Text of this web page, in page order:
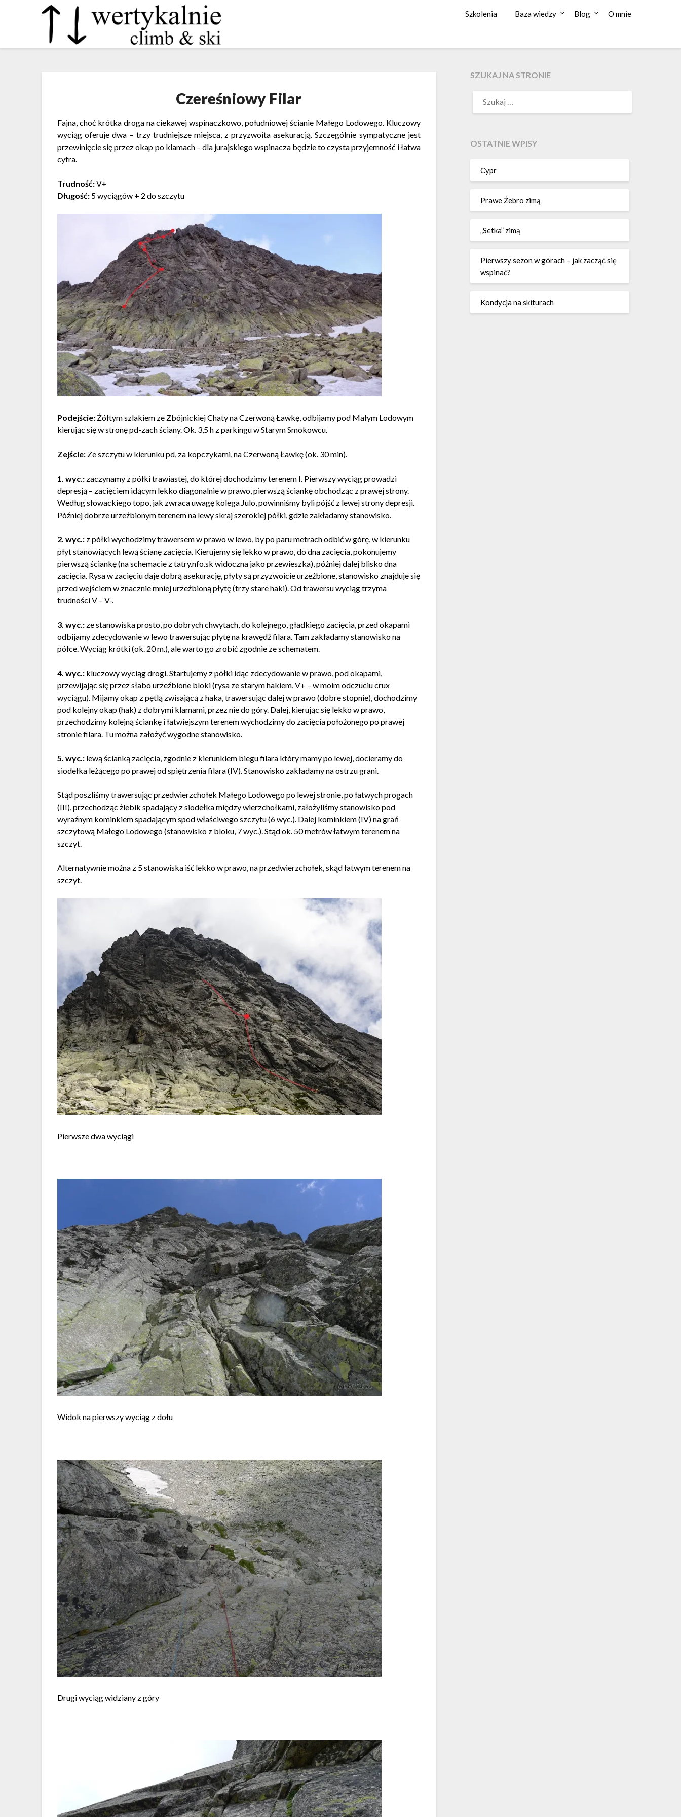
Szkolenia Baza wiedzy Blog O mnie
Czereśniowy Filar
Fajna, choć krótka droga na ciekawej wspinaczkowo, południowej ścianie Małego Lodowego. Kluczowy
wyciąg oferuje dwa – trzy trudniejsze miejsca, z przyzwoita asekuracją. Szczególnie sympatyczne jest
przewinięcie się przez okap po klamach – dla jurajskiego wspinacza będzie to czysta przyjemność i łatwa
cyfra.
Trudność:V+
Długość: 5 wyciągów + 2 do szczytu
Podejście: Żółtym szlakiem ze Zbójnickiej Chaty na Czerwoną Ławkę, odbijamy pod Małym Lodowym
kierując się w stronę pd-zach ściany. Ok. 3,5 h z parkingu w Starym Smokowcu.
Zejście: Ze szczytu w kierunku pd, za kopczykami, na Czerwoną Ławkę (ok. 30 min).
1. wyc.: zaczynamy z półki trawiastej, do której dochodzimy terenem I. Pierwszy wyciąg prowadzi
depresją – zacięciem idącym lekko diagonalnie w prawo, pierwszą ściankę obchodząc z prawej strony.
Według słowackiego topo, jak zwraca uwagę kolega Julo, powinniśmy byli pójść z lewej strony depresji.
Później dobrze urzeźbionym terenem na lewy skraj szerokiej półki, gdzie zakładamy stanowisko.
2. wyc.: z półki wychodzimy trawersemw prawow lewo, by po paru metrach odbić w górę, w kierunku
płyt stanowiących lewą ścianę zacięcia. Kierujemy się lekko w prawo, do dna zacięcia, pokonujemy
pierwszą ściankę (na schemacie z tatry.nfo.sk widoczna jako przewieszka), później dalej blisko dna
zacięcia. Rysa w zacięciu daje dobrą asekurację, płyty są przyzwoicie urzeźbione, stanowisko znajduje się
przed wejściem w znacznie mniej urzeźbioną płytę (trzy stare haki). Od trawersu wyciąg trzyma
trudności V – V-.
3. wyc.: ze stanowiska prosto, po dobrych chwytach, do kolejnego, gładkiego zacięcia, przed okapami
odbijamy zdecydowanie w lewo trawersując płytę na krawędź filara. Tam zakładamy stanowisko na
półce. Wyciąg krótki (ok. 20 m.), ale warto go zrobić zgodnie ze schematem.
4. wyc.: kluczowy wyciąg drogi. Startujemy z półki idąc zdecydowanie w prawo, pod okapami,
przewijając się przez słabo urzeźbione bloki (rysa ze starym hakiem, V+ – w moim odczuciu crux
wyciągu). Mijamy okap z pętlą zwisającą z haka, trawersując dalej w prawo (dobre stopnie), dochodzimy
pod kolejny okap (hak) z dobrymi klamami, przez nie do góry. Dalej, kierując się lekko w prawo,
przechodzimy kolejną ściankę i łatwiejszym terenem wychodzimy do zacięcia położonego po prawej
stronie filara. Tu można założyć wygodne stanowisko.
5. wyc.: lewą ścianką zacięcia, zgodnie z kierunkiem biegu filara który mamy po lewej, docieramy do
siodełka leżącego po prawej od spiętrzenia filara (IV). Stanowisko zakładamy na ostrzu grani.
Stąd poszliśmy trawersując przedwierzchołek Małego Lodowego po lewej stronie, po łatwych progach
(III), przechodząc żlebik spadający z siodełka między wierzchołkami, założyliśmy stanowisko pod
wyraźnym kominkiem spadającym spod właściwego szczytu (6 wyc.). Dalej kominkiem (IV) na grań
szczytową Małego Lodowego (stanowisko z bloku, 7 wyc.). Stąd ok. 50 metrów łatwym terenem na
szczyt.
Alternatywnie można z 5 stanowiska iść lekko w prawo, na przedwierzchołek, skąd łatwym terenem na
szczyt.
Pierwsze dwa wyciągi
Widok na pierwszy wyciąg z dołu
Drugi wyciąg widziany z góry
SZUKAJ NA STRONIE
OSTATNIE WPISY
Cypr
Prawe Żebro zimą
„Setka” zimą
Pierwszy sezon w górach – jak zacząć się
wspinać?
Kondycja na skiturach